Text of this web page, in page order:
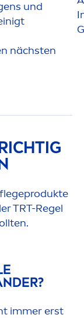
und
nächsten
TRT-Regel
immer erst